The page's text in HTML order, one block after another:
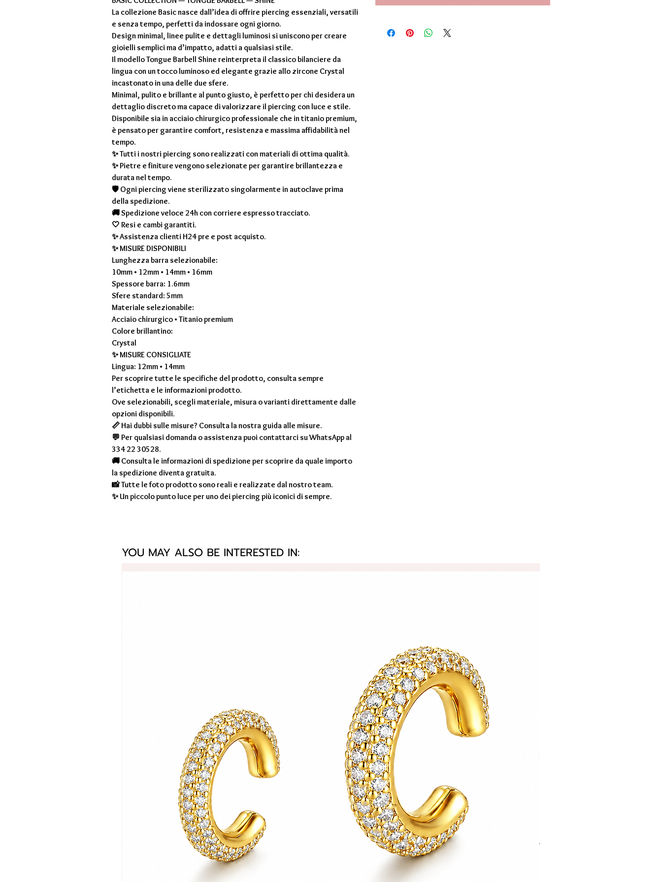
La collezione Basic nasce dall’idea di offrire piercing essenziali, versatili
e senza tempo, perfetti da indossare ogni giorno.
Design minimal, linee pulite e dettagli luminosi si uniscono per creare
gioielli semplici ma d’impatto, adatti a qualsiasi stile.
Il modello Tongue Barbell Shine reinterpreta il classico bilanciere da
lingua con un tocco luminoso ed elegante grazie allo zircone Crystal
incastonato in una delle due sfere.
Minimal, pulito e brillante al punto giusto, è perfetto per chi desidera un
dettaglio discreto ma capace di valorizzare il piercing con luce e stile.
Disponibile sia in acciaio chirurgico professionale che in titanio premium,
è pensato per garantire comfort, resistenza e massima affidabilità nel
tempo.
✨ Tutti i nostri piercing sono realizzati con materiali di ottima qualità.
✨ Pietre e finiture vengono selezionate per garantire brillantezza e
durata nel tempo.
🛡 Ogni piercing viene sterilizzato singolarmente in autoclave prima
della spedizione.
🚚 Spedizione veloce 24h con corriere espresso tracciato.
🤍 Resi e cambi garantiti.
✨ Assistenza clienti H24 pre e post acquisto.
✨MISURE DISPONIBILI
Lunghezza barra selezionabile:
10mm • 12mm • 14mm • 16mm
Spessore barra: 1.6mm
Sfere standard: 5mm
Materiale selezionabile:
Acciaio chirurgico • Titanio premium
Colore brillantino:
Crystal
✨MISURE CONSIGLIATE
Lingua: 12mm • 14mm
Per scoprire tutte le specifiche del prodotto, consulta sempre
l’etichetta e le informazioni prodotto.
Ove selezionabili, scegli materiale, misura o varianti direttamente dalle
opzioni disponibili.
📏 Hai dubbi sulle misure? Consulta la nostra guida alle misure.
💬 Per qualsiasi domanda o assistenza puoi contattarci su WhatsApp al
334 22 30528.
🚚 Consulta le informazioni di spedizione per scoprire da quale importo
la spedizione diventa gratuita.
📸 Tutte le foto prodotto sono reali e realizzate dal nostro team.
✨ Un piccolo punto luce per uno dei piercing più iconici di sempre.
YOU MAY ALSO BE INTERESTED IN: